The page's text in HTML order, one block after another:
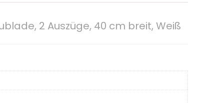
2 Auszüge, 40 cm breit, Weiß